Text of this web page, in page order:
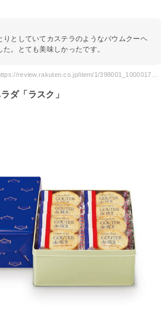
りとしていてカステラのようなバウムクーヘ
た。とても美味しかったです。
ダ「ラスク」